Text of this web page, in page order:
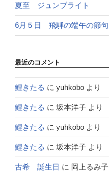
夏至 ジュンブライト
6月５日 飛騨の端午の節句
最近のコメント
鯉きたる に yuhkobo より
鯉きたる に 坂本洋子 より
鯉きたる に yuhkobo より
鯉きたる に 坂本洋子 より
古希 誕生日 に 岡上るみ子